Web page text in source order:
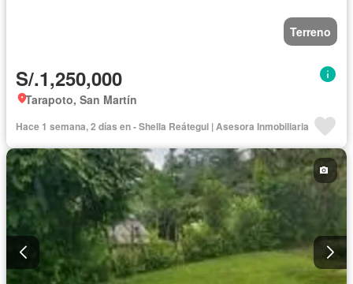
Terreno
S/.1,250,000
Tarapoto, San Martín
Hace 1 semana, 2 días en - Shella Reátegui | Asesora Inmobiliaria